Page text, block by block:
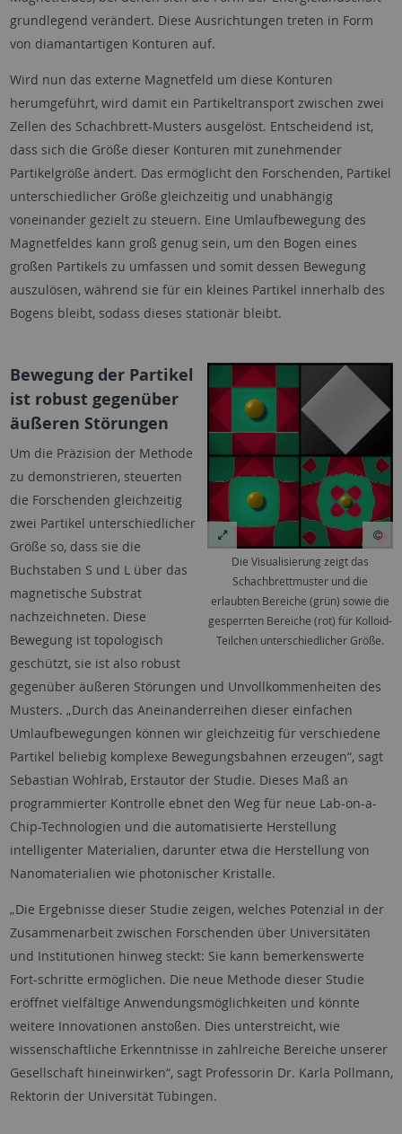
grundlegend verändert. Diese Ausrichtungen treten in Form
von diamantartigen Konturen auf.
Wird nun das externe Magnetfeld um diese Konturen
herumgeführt, wird damit ein Partikeltransport zwischen zwei
Zellen des Schachbrett-Musters ausgelöst. Entscheidend ist,
dass sich die Größe dieser Konturen mit zunehmender
Partikelgröße ändert. Das ermöglicht den Forschenden, Partikel
unterschiedlicher Größe gleichzeitig und unabhängig
voneinander gezielt zu steuern. Eine Umlaufbewegung des
Magnetfeldes kann groß genug sein, um den Bogen eines
großen Partikels zu umfassen und somit dessen Bewegung
auszulösen, während sie für ein kleines Partikel innerhalb des
Bogens bleibt, sodass dieses stationär bleibt.
Die Visualisierung zeigt das
Schachbrettmuster und die
erlaubten Bereiche (grün) sowie die
gesperrten Bereiche (rot) für Kolloid-
Teilchen unterschiedlicher Größe.
Bewegung der Partikel
ist robust gegenüber
äußeren Störungen
Um die Präzision der Methode
zu demonstrieren, steuerten
die Forschenden gleichzeitig
zwei Partikel unterschiedlicher
Größe so, dass sie die
Buchstaben S und L über das
magnetische Substrat
nachzeichneten. Diese
Bewegung ist topologisch
geschützt, sie ist also robust
gegenüber äußeren Störungen und Unvollkommenheiten des
Musters. „Durch das Aneinanderreihen dieser einfachen
Umlaufbewegungen können wir gleichzeitig für verschiedene
Partikel beliebig komplexe Bewegungsbahnen erzeugen“, sagt
Sebastian Wohlrab, Erstautor der Studie. Dieses Maß an
programmierter Kontrolle ebnet den Weg für neue Lab-on-a-
Chip-Technologien und die automatisierte Herstellung
intelligenter Materialien, darunter etwa die Herstellung von
Nanomaterialien wie photonischer Kristalle.
„Die Ergebnisse dieser Studie zeigen, welches Potenzial in der
Zusammenarbeit zwischen Forschenden über Universitäten
und Institutionen hinweg steckt: Sie kann bemerkenswerte
Fort-schritte ermöglichen. Die neue Methode dieser Studie
eröffnet vielfältige Anwendungsmöglichkeiten und könnte
weitere Innovationen anstoßen. Dies unterstreicht, wie
wissenschaftliche Erkenntnisse in zahlreiche Bereiche unserer
Gesellschaft hineinwirken“, sagt Professorin Dr. Karla Pollmann,
Rektorin der Universität Tübingen.